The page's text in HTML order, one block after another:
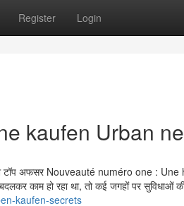
Register Login
kaufen Urban
दो टॉप अफसर Nouveauté numéro one :
काम हो रहा था, तो कई जगहों पर सुविधाओं
kaufen-secrets